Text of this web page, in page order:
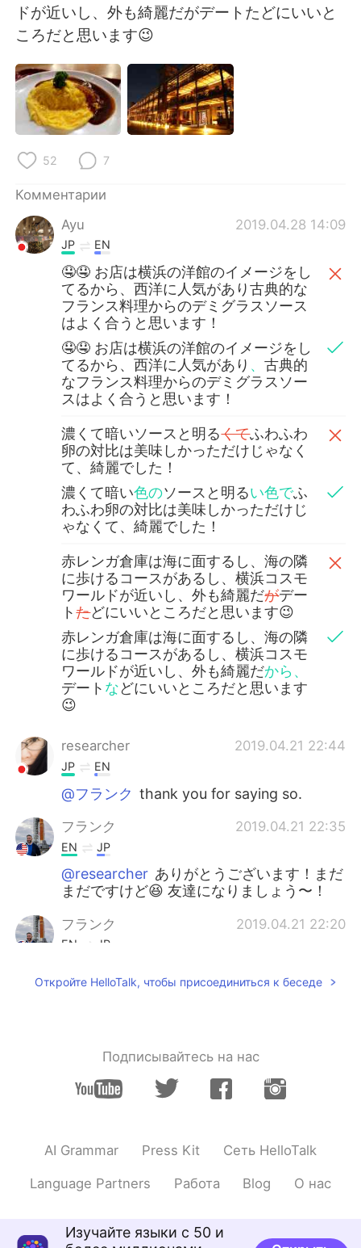
ドが近いし、外も綺麗だがデートたどにいいと
ころだと思います😉
52 7
Комментарии
Ayu
2019.04.28 14:09
JP EN
🤤🤤 お店は横浜の洋館のイメージをし
てるから、西洋に人気があり古典的な
フランス料理からのデミグラスソース
はよく合うと思います！
🤤🤤 お店は横浜の洋館のイメージをし
てるから、西洋に人気があり 、古典的
なフランス料理からのデミグラスソー
スはよく合うと思います！
濃くて暗いソースと明るくてふわふわ
卵の対比は美味しかっただけじゃなく
て、綺麗でした！
濃くて暗い色のソースと明るい色でふ
わふわ卵の対比は美味しかっただけじ
ゃなくて、綺麗でした！
赤レンガ倉庫は海に面するし、海の隣
に歩けるコースがあるし、横浜コスモ
ワールドが近いし、外も綺麗だがデー
トたどにいいところだと思います😉
赤レンガ倉庫は海に面するし、海の隣
に歩けるコースがあるし、横浜コスモ
ワールドが近いし、外も綺麗だから、
デート などにいいところだと思います
😉
researcher 2019.04.21 22:44
JP EN
@フランク thank you for saying so.
フランク 2019.04.21 22:35
EN JP
@researcher ありがとうございます！まだ
まだですけど😆 友達になりましょう〜！
フランク 2019.04.21 22:20
EN JP
が小さいとびっくりしました 🤭🤭
カフェとレストランだけじゃなくて、
買い物もできるお店もたくさんある
し、中は常に人でいっぱいになってい
カフェとレストランだけじゃなくて、
し、中は常に人でいっぱいになってい
て賑やかです！
赤レンガ倉庫は海に面するし、海の隣
Откройте HelloTalk, чтобы присоединиться к беседе
Подписывайтесь на нас
AI Grammar Press Kit Сеть HelloTalk
Language Partners Работа Blog О нас
Изучайте языки с 50 и